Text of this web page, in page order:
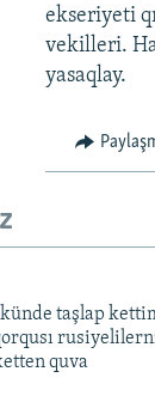
ekseriyeti
vekilleri.
yasaqlay.
taşlap
quva